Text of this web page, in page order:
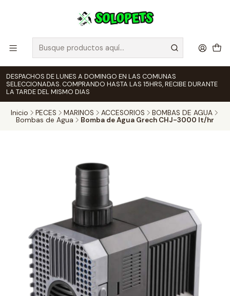
DESPACHOS DE LUNES A DOMINGO EN LAS COMUNAS
SELECCIONADAS. COMPRANDO HASTA LAS 15HRS, RECIBE DURANTE
LA TARDE DEL MISMO DIAS
Inicio PECES MARINOS ACCESORIOS
BOMBAS DE AGUA
Bombas de Agua
Bomba de Agua Grech CHJ-3000 lt/hr